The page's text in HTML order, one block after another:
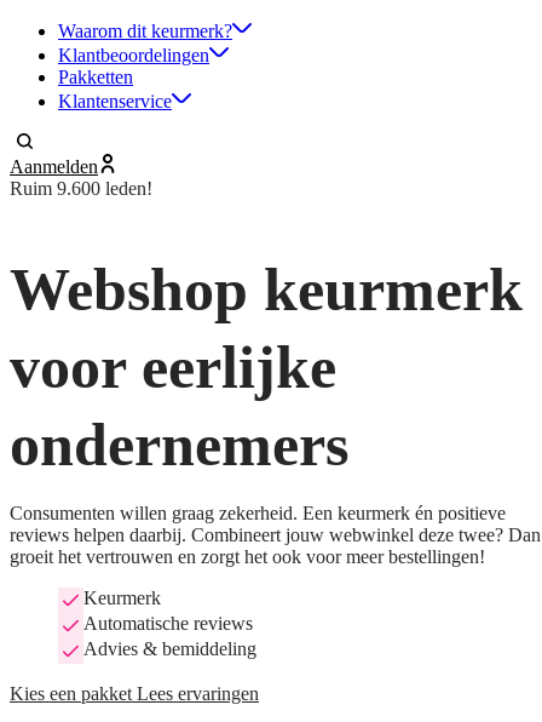
Waarom dit keurmerk?
Klantbeoordelingen
Pakketten
Klantenservice
Aanmelden
Ruim 9.600 leden!
Webshop keurmerk
voor eerlijke
ondernemers
Consumenten willen graag zekerheid. Een keurmerk én positieve
reviews helpen daarbij. Combineert jouw webwinkel deze twee? Dan
groeit het vertrouwen en zorgt het ook voor meer bestellingen!
Keurmerk
Automatische reviews
Advies & bemiddeling
Kies een pakket Lees ervaringen